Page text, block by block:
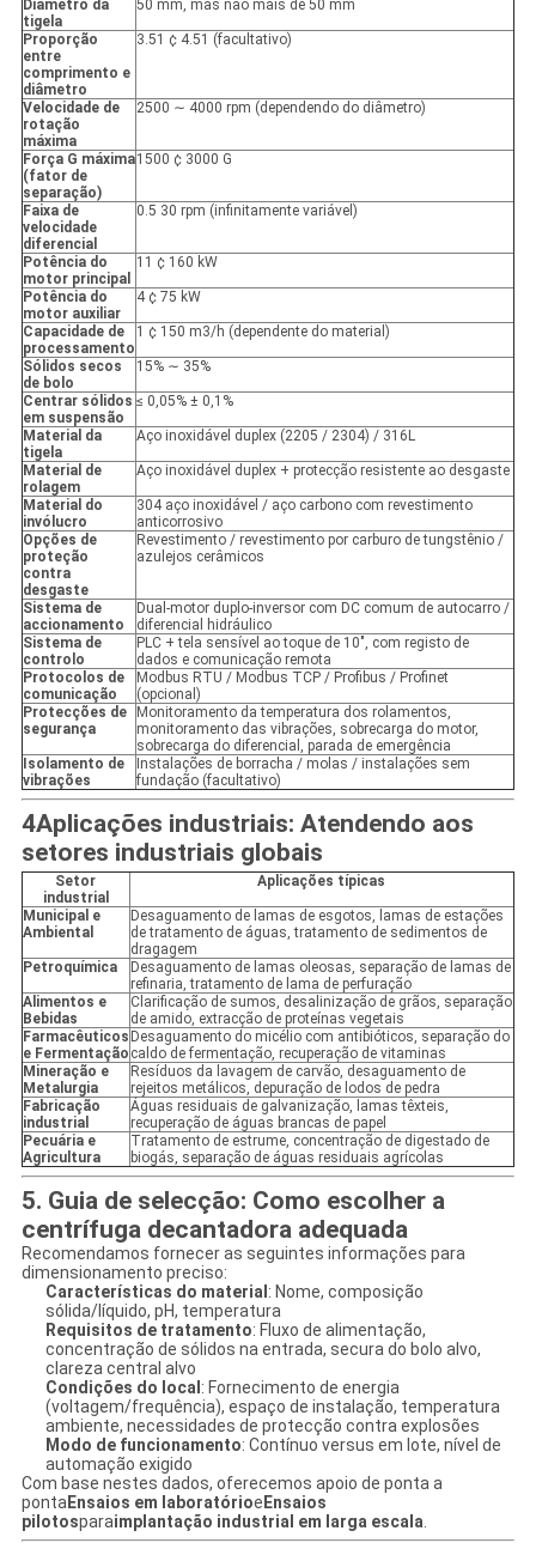
Diâmetro da
tigela
50 mm, mas não mais de 50 mm
Proporção
entre
comprimento e
diâmetro
3.51 ¢ 4.51 (facultativo)
Velocidade de
rotação
máxima
2500 ∼ 4000 rpm (dependendo do diâmetro)
Força G máxima
(fator de
separação)
1500 ¢ 3000 G
Faixa de
velocidade
diferencial
0.5 30 rpm (infinitamente variável)
Potência do
motor principal
11 ¢ 160 kW
Potência do
motor auxiliar
4 ¢ 75 kW
Capacidade de
processamento
1 ¢ 150 m3/h (dependente do material)
Sólidos secos
de bolo
15% ∼ 35%
Centrar sólidos
em suspensão
≤ 0,05% ± 0,1%
Material da
tigela
Aço inoxidável duplex (2205 / 2304) / 316L
Material de
rolagem
Aço inoxidável duplex + protecção resistente ao desgaste
Material do
invólucro
304 aço inoxidável / aço carbono com revestimento
anticorrosivo
Opções de
proteção
contra
desgaste
Revestimento / revestimento por carburo de tungstênio /
azulejos cerâmicos
Sistema de
accionamento
Dual-motor duplo-inversor com DC comum de autocarro /
diferencial hidráulico
Sistema de
controlo
PLC + tela sensível ao toque de 10", com registo de
dados e comunicação remota
Protocolos de
comunicação
Modbus RTU / Modbus TCP / Profibus / Profinet
(opcional)
Protecções de
segurança
Monitoramento da temperatura dos rolamentos,
monitoramento das vibrações, sobrecarga do motor,
sobrecarga do diferencial, parada de emergência
Isolamento de
vibrações
Instalações de borracha / molas / instalações sem
fundação (facultativo)
4Aplicações industriais: Atendendo aos
setores industriais globais
Setor
industrial
Aplicações típicas
Municipal e
Ambiental
Desaguamento de lamas de esgotos, lamas de estações
de tratamento de águas, tratamento de sedimentos de
dragagem
Petroquímica
Desaguamento de lamas oleosas, separação de lamas de
refinaria, tratamento de lama de perfuração
Alimentos e
Bebidas
Clarificação de sumos, desalinização de grãos, separação
de amido, extracção de proteínas vegetais
Farmacêuticos
e Fermentação
Desaguamento do micélio com antibióticos, separação do
caldo de fermentação, recuperação de vitaminas
Mineração e
Metalurgia
Resíduos da lavagem de carvão, desaguamento de
rejeitos metálicos, depuração de lodos de pedra
Fabricação
industrial
Águas residuais de galvanização, lamas têxteis,
recuperação de águas brancas de papel
Pecuária e
Agricultura
Tratamento de estrume, concentração de digestado de
biogás, separação de águas residuais agrícolas
5. Guia de selecção: Como escolher a
centrífuga decantadora adequada
Recomendamos fornecer as seguintes informações para
dimensionamento preciso:
Características do material : Nome, composição
sólida/líquido, pH, temperatura
Requisitos de tratamento: Fluxo de alimentação,
concentração de sólidos na entrada, secura do bolo alvo,
clareza central alvo
Condições do local : Fornecimento de energia
(voltagem/frequência), espaço de instalação, temperatura
ambiente, necessidades de protecção contra explosões
Modo de funcionamento: Contínuo versus em lote, nível de
automação exigido
Com base nestes dados, oferecemos apoio de ponta a
pontaEnsaios em laboratórioe Ensaios
pilotosparaimplantação industrial em larga escala.